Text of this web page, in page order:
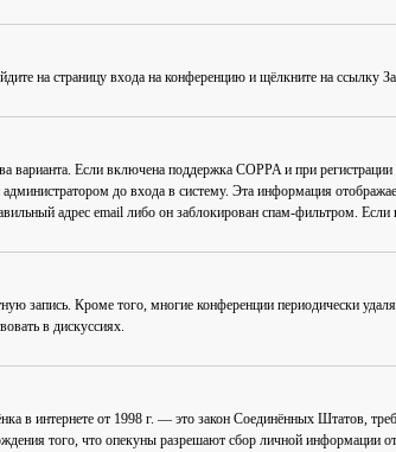
на страницу входа на конференцию и щёлкните на ссылку
Если включена поддержка COPPA и при
до входа в систему. Эта информация
адрес email либо он заблокирован спам-фильтром.
запись. Кроме того, многие конференции периодически
в дискуссиях.
в интернете от 1998 г. — это закон Соединённых Штатов,
того, что опекуны разрешают сбор личной